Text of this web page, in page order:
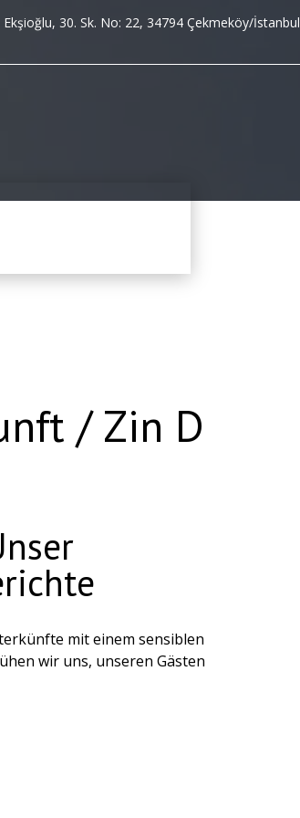
Ekşioğlu, 30. Sk. No: 22, 34794 Çekmeköy/İstanbul
/ Zin D
mit einem sensiblen
wir uns, unseren Gästen
Auf dieser Seite können Sie